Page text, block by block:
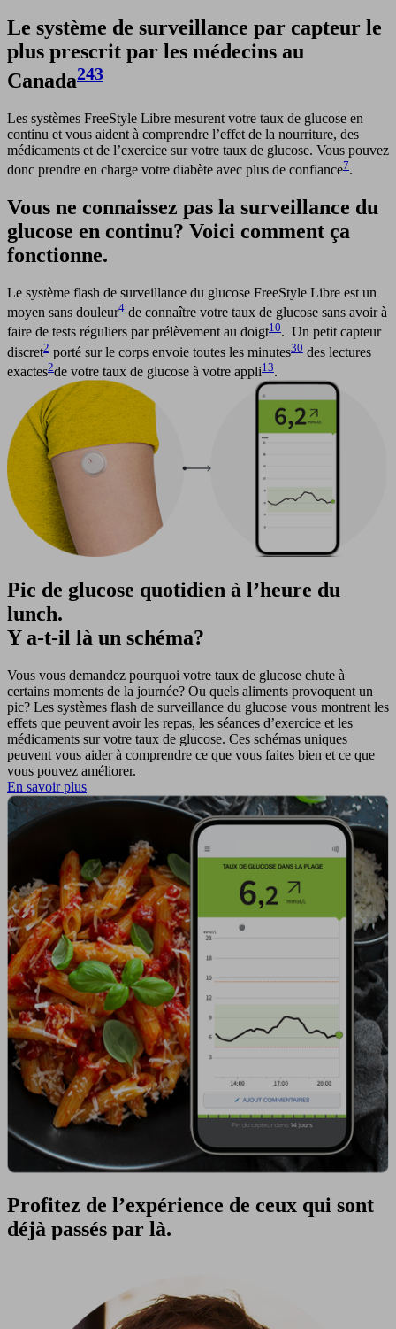
Le système de surveillance par capteur le
plus prescrit par les médecins au
Canada243
Les systèmes FreeStyle Libre mesurent votre taux de glucose en
continu et vous aident à comprendre l’effet de la nourriture, des
médicaments et de l’exercice sur votre taux de glucose. Vous pouvez
donc prendre en charge votre diabète avec plus de confiance7.
Vous ne connaissez pas la surveillance du
glucose en continu? Voici comment ça
fonctionne.
Le système flash de surveillance du glucose FreeStyle Libre est un
moyen sans douleur4 de connaître votre taux de glucose sans avoir à
faire de tests réguliers par prélèvement au doigt10. Un petit capteur
discret2 porté sur le corps envoie toutes les minutes30 des lectures
exactes2de votre taux de glucose à votre appli13.
Pic de glucose quotidien à l’heure du
lunch.
Y a-t-il là un schéma?
Vous vous demandez pourquoi votre taux de glucose chute à
certains moments de la journée? Ou quels aliments provoquent un
pic? Les systèmes flash de surveillance du glucose vous montrent les
effets que peuvent avoir les repas, les séances d’exercice et les
médicaments sur votre taux de glucose. Ces schémas uniques
peuvent vous aider à comprendre ce que vous faites bien et ce que
vous pouvez améliorer.
En savoir plus
Profitez de l’expérience de ceux qui sont
déjà passés par là.